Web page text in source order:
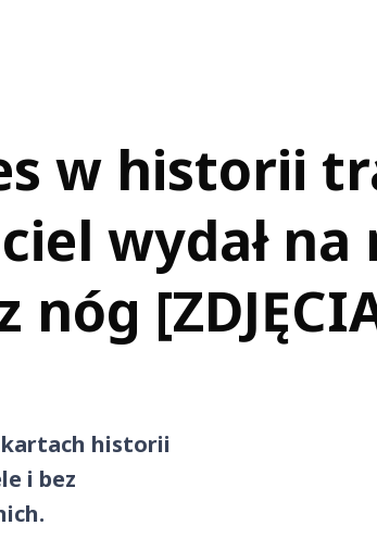
w historii
wydał na
kartach historii
i bez